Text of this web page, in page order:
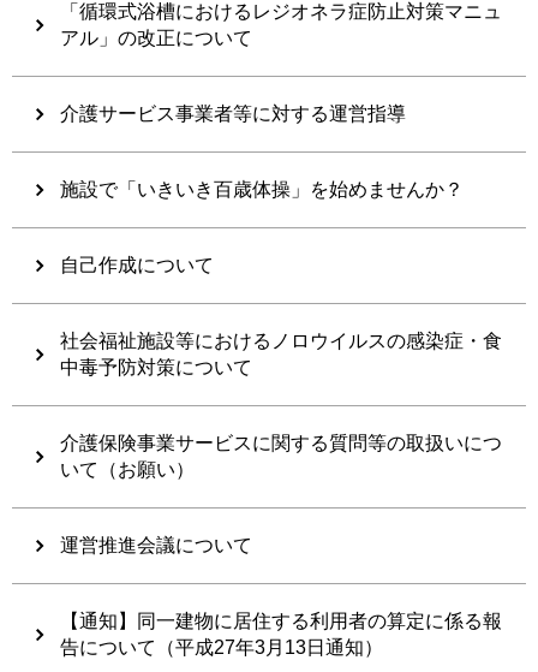
「循環式浴槽におけるレジオネラ症防止対策マニュ
アル」の改正について
介護サービス事業者等に対する運営指導
施設で「いきいき百歳体操」を始めませんか？
自己作成について
社会福祉施設等におけるノロウイルスの感染症・食
中毒予防対策について
介護保険事業サービスに関する質問等の取扱いにつ
いて（お願い）
運営推進会議について
【通知】同一建物に居住する利用者の算定に係る報
告について（平成27年3月13日通知）